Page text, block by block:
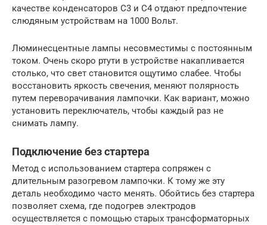
качестве конденсаторов С3 и С4 отдают предпочтение
слюдяным устройствам на 1000 Вольт.
Люминесцентные лампы несовместимы с постоянным
током. Очень скоро ртути в устройстве накапливается
столько, что свет становится ощутимо слабее. Чтобы
восстановить яркость свечения, меняют полярность
путем переворачивания лампочки. Как вариант, можно
установить переключатель, чтобы каждый раз не
снимать лампу.
Подключение без стартера
Метод с использованием стартера сопряжен с
длительным разогревом лампочки. К тому же эту
деталь необходимо часто менять. Обойтись без стартера
позволяет схема, где подогрев электродов
осуществляется с помощью старых трансформаторных